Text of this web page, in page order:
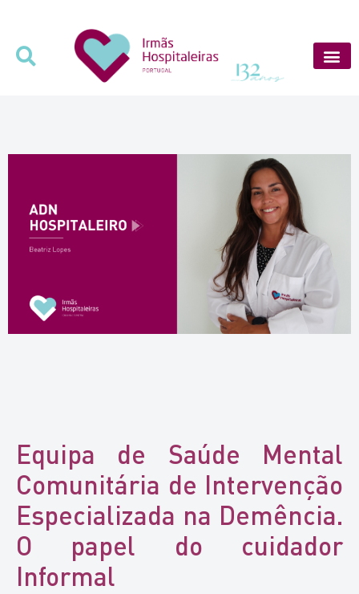
Equipa de Saúde Mental
Comunitária de Intervenção
Especializada na Demência.
O papel do cuidador
Informal